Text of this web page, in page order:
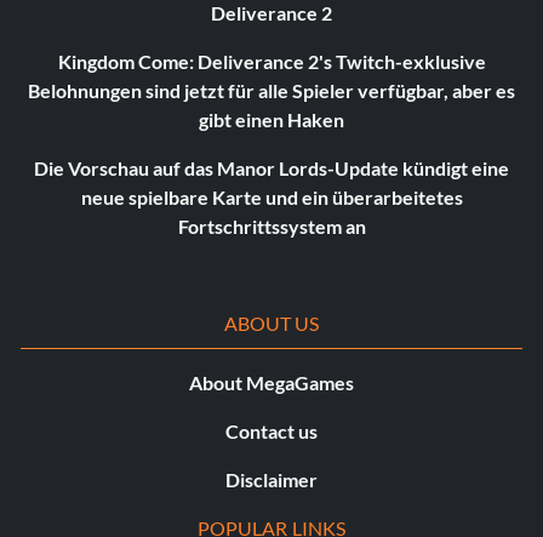
Deliverance 2
Kingdom Come: Deliverance 2's Twitch-exklusive
Belohnungen sind jetzt für alle Spieler verfügbar, aber es
gibt einen Haken
Die Vorschau auf das Manor Lords-Update kündigt eine
neue spielbare Karte und ein überarbeitetes
Fortschrittssystem an
ABOUT US
About MegaGames
Contact us
Disclaimer
POPULAR LINKS